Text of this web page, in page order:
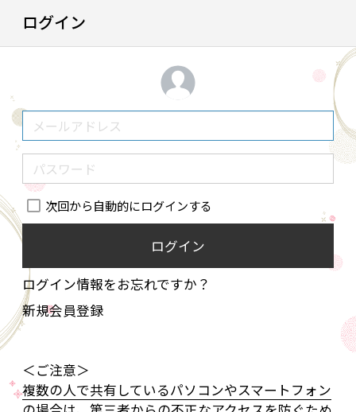
ログイン
次回から自動的にログインする
ログイン
ログイン情報をお忘れですか？
新規会員登録
＜ご注意＞
複数の人で共有しているパソコンやスマートフォン